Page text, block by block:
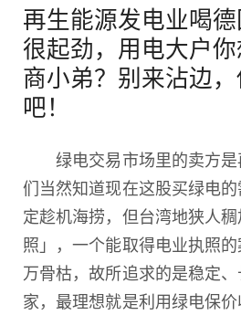
再生能源发电业喝
很起劲，用电大户
商小弟？别来沾边
吧！
绿电交易市场里的卖方是
们当然知道现在这股买绿电
定趁机海捞，但台湾地狭人
照」，一个能取得电业执照
万骨枯，故所追求的是稳定
家，最理想就是利用绿电保